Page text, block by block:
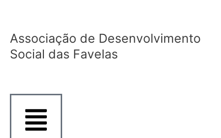
conteúdo
Associação de Desenvolvimento
Social das Favelas